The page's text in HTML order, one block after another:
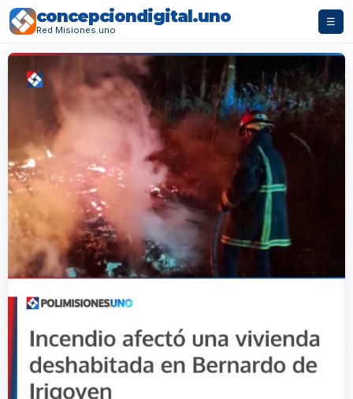
concepciondigital.uno
Red Misiones.uno
☰